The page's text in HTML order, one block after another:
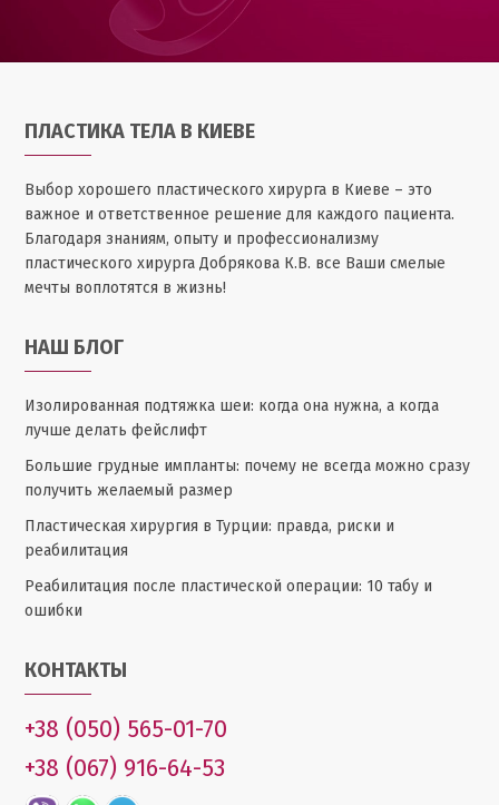
ПЛАСТИКА ТЕЛА В КИЕВЕ
Выбор хорошего пластического хирурга в Киеве – это
важное и ответственное решение для каждого пациента.
Благодаря знаниям, опыту и профессионализму
пластического хирурга Добрякова К.В. все Ваши смелые
мечты воплотятся в жизнь!
НАШ БЛОГ
Изолированная подтяжка шеи: когда она нужна, а когда
лучше делать фейслифт
Большие грудные импланты: почему не всегда можно сразу
получить желаемый размер
Пластическая хирургия в Турции: правда, риски и
реабилитация
Реабилитация после пластической операции: 10 табу и
ошибки
КОНТАКТЫ
+38 (050) 565-01-70
+38 (067) 916-64-53